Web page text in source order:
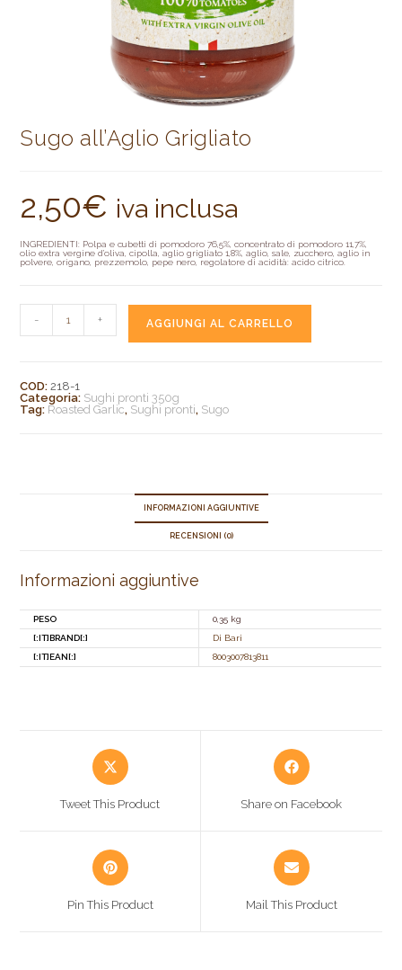
Sugo all’Aglio Grigliato
2,50€ iva inclusa
INGREDIENTI: Polpa e cubetti di pomodoro 76,5%, concentrato di pomodoro 11,7%,
olio extra vergine d’oliva, cipolla, aglio grigliato 1,8%, aglio, sale, zucchero, aglio in
polvere, origano, prezzemolo, pepe nero, regolatore di acidità: acido citrico.
- + AGGIUNGI AL CARRELLO
COD:218-1
Categoria: Sughi pronti 350g
Tag: Roasted Garlic, Sughi pronti, Sugo
INFORMAZIONI AGGIUNTIVE
RECENSIONI (0)
Informazioni aggiuntive
PESO
0,35 kg
[:IT]BRAND[:]
Di Bari
[:IT]EAN[:]
8003007813811
Tweet This Product Share on Facebook
Pin This Product Mail This Product